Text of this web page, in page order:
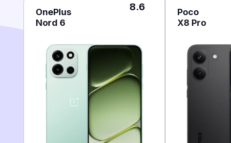
OnePlus
Nord 6
8.6
Poco
X8 Pro